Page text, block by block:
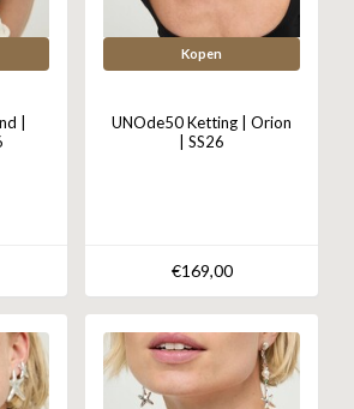
|
Kopen
UNOde50 Ketting | Orion
| SS26
€169,00